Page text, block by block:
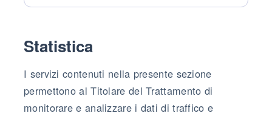
Statistica
I servizi contenuti nella presente sezione
permettono al Titolare del Trattamento di
monitorare e analizzare i dati di traffico e